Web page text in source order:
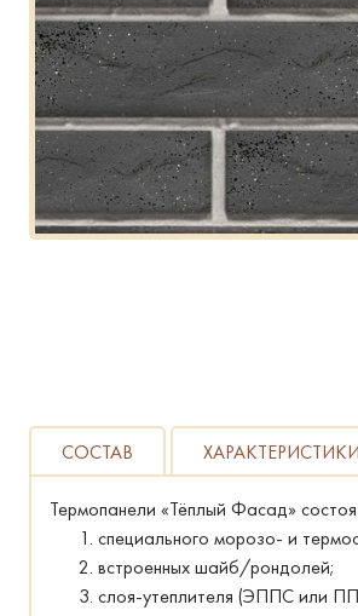
СОСТАВ ХАРАКТЕРИСТИКИ
Термопанели «Тёплый Фасад»
специального морозо- и
встроенных шайб/рондолей;
слоя-утеплителя (ЭППС или